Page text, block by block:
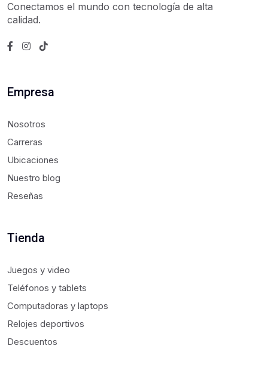
Conectamos el mundo con tecnología de alta
calidad.
Empresa
Nosotros
Carreras
Ubicaciones
Nuestro blog
Reseñas
Tienda
Juegos y video
Teléfonos y tablets
Computadoras y laptops
Relojes deportivos
Descuentos